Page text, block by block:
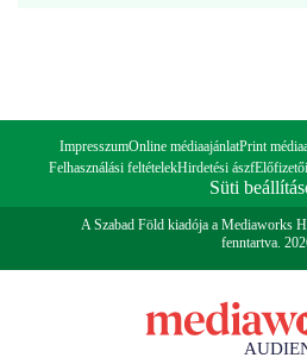
ImpresszumOnline médiaajánlatPrint
Felhasználási feltételekHirdetési ászf
Süti
A Szabad Föld kiadója a Mediaworks
fenntartva.